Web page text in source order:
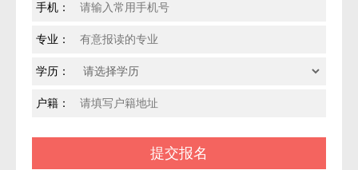
手机：
专业：
学历：
户籍：